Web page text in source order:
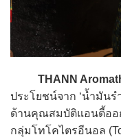
THANN
ประโยชน์จาก ‘น้ำมันร
ด้านคุณสมบัติแอนตี้ออ
กลุ่มโทโคไตรอีนอล